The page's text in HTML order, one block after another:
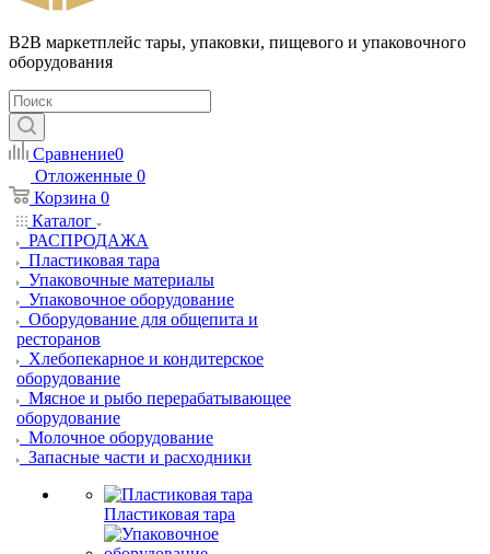
B2B маркетплейс тары, упаковки, пищевого и упаковочного
оборудования
Сравнение0
Отложенные 0
Корзина 0
Каталог
РАСПРОДАЖА
Пластиковая тара
Упаковочные материалы
Упаковочное оборудование
Оборудование для общепита и
ресторанов
Хлебопекарное и кондитерское
оборудование
Мясное и рыбо перерабатывающее
оборудование
Молочное оборудование
Запасные части и расходники
Пластиковая тара